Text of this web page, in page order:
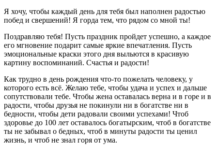
Я хочу, чтобы каждый день для тебя был наполнен радостью
побед и свершений! Я горда тем, что рядом со мной ты!
Поздравляю тебя! Пусть праздник пройдет успешно, а каждое
его мгновение подарит самые яркие впечатления. Пусть
эмоциональные краски этого дня выльются в красивую
картину воспоминаний. Счастья и радости!
Как трудно в день рождения что-то пожелать человеку, у
которого есть всё. Желаю тебе, чтобы удача и успех и дальше
сопутствовали тебе. Чтобы жена оставалась верна и в горе и в
радости, чтобы друзья не покинули ни в богатстве ни в
бедности, чтобы дети радовали своими успехами! Чтоб
здоровье до 100 лет оставалось богатырским, чтоб в богатстве
ты не забывал о бедных, чтоб в минуты радости ты ценил
жизнь, и чтоб не знал горя от ума.